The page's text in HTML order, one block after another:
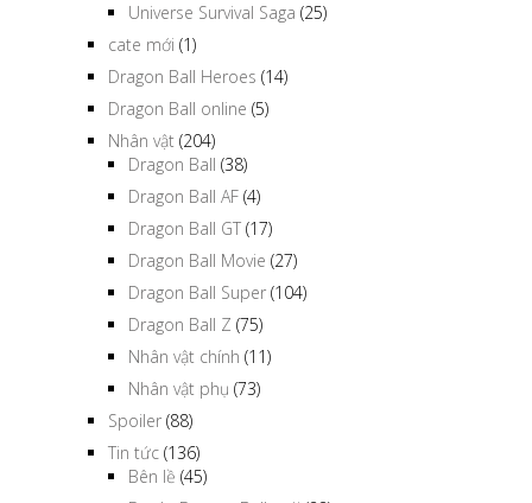
Universe Survival Saga (25)
cate mới (1)
Dragon Ball Heroes (14)
Dragon Ball online (5)
Nhân vật (204)
Dragon Ball (38)
Dragon Ball AF (4)
Dragon Ball GT (17)
Dragon Ball Movie (27)
Dragon Ball Super (104)
Dragon Ball Z (75)
Nhân vật chính (11)
Nhân vật phụ (73)
Spoiler (88)
Tin tức (136)
Bên lề (45)